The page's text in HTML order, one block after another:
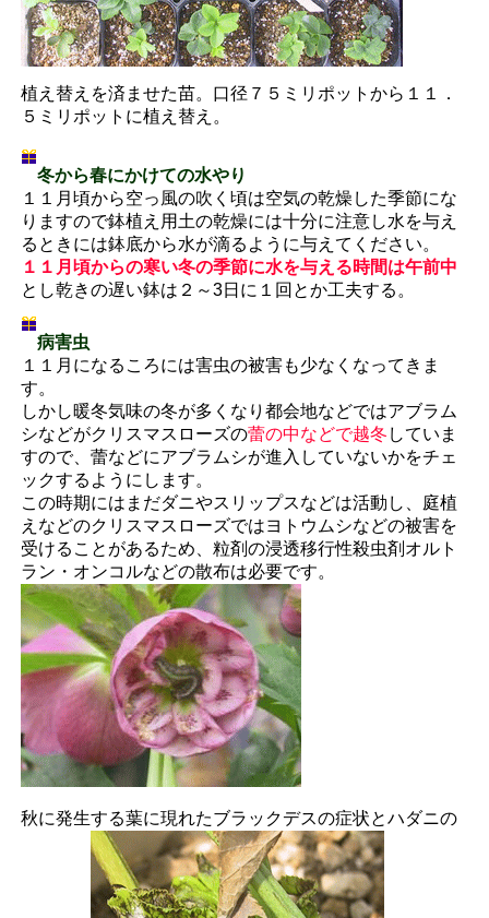
植え替えを済ませた苗。口径７５ミリポットから１１．
５ミリポットに植え替え。
冬から春にかけての水やり
１１月頃から空っ風の吹く頃は空気の乾燥した季節にな
りますので鉢植え用土の乾燥には十分に注意し水を与え
るときには鉢底から水が滴るように与えてください。
１１月頃からの寒い冬の季節に水を与える時間は午前中
とし乾きの遅い鉢は２～3日に１回とか工夫する。
病害虫
１１月になるころには害虫の被害も少なくなってきま
す。
しかし暖冬気味の冬が多くなり都会地などではアブラム
シなどがクリスマスローズの蕾の中などで越冬 していま
すので、蕾などにアブラムシが進入していないかをチェ
ックするようにします。
この時期にはまだダニやスリップスなどは活動し、庭植
えなどのクリスマスローズではヨトウムシなどの被害を
受けることがあるため、粒剤の浸透移行性殺虫剤オルト
ラン・オンコルなどの散布は必要です。
秋に発生する葉に現れたブラックデスの症状とハダニの